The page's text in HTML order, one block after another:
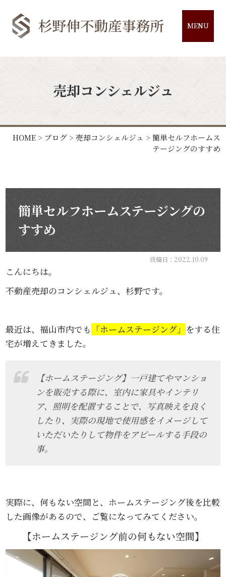
MENU
売却コンシェルジュ
HOME> ブログ> 売却コンシェルジュ > 簡単セルフホームス
テージングのすすめ
簡単セルフホームステージングの
すすめ
投稿日：2022.10.09
こんにちは。
不動産売却のコンシェルジュ、杉野です。
最近は、福山市内でも 「ホームステージング」 をする住
宅が増えてきました。
【ホームステージング】一戸建てやマンショ
ンを販売する際に、室内に家具やインテリ
ア、照明を配置することで、写真映えを良く
したり、実際の現地で使用感をイメージして
いただいたりして物件をアピールする手段の
事。
実際に、何もない空間と、ホームステージング後を比較
した画像があるので、ご覧になってみてください。
【ホームステージング前の何もない空間】